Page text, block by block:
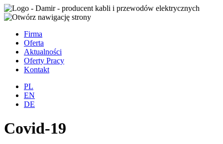
Firma
Oferta
Aktualności
Oferty Pracy
Kontakt
PL
EN
DE
Covid-19